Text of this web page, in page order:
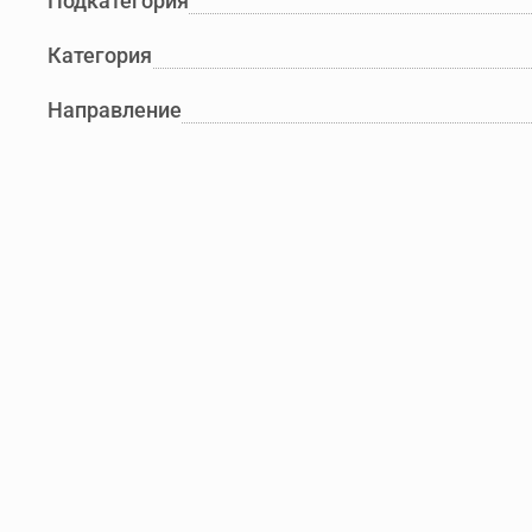
Категория
Направление